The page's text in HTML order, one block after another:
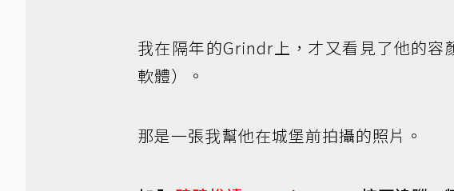
我在隔年的Grindr上，才又看見了他的
軟體）。
那是一張我幫他在城堡前拍攝的照片。